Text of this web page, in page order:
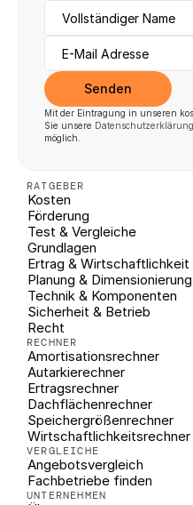
Senden
Mit der Eintragung in unseren
Sie unsere Datenschutzerklärung
möglich.
RATGEBER
Kosten
Förderung
Test & Vergleiche
Grundlagen
Ertrag & Wirtschaftlichkeit
Planung & Dimensionierung
Technik & Komponenten
Sicherheit & Betrieb
Recht
RECHNER
Amortisationsrechner
Autarkierechner
Ertragsrechner
Dachflächenrechner
Speichergrößenrechner
Wirtschaftlichkeitsrechner
VERGLEICHE
Angebotsvergleich
Fachbetriebe finden
UNTERNEHMEN